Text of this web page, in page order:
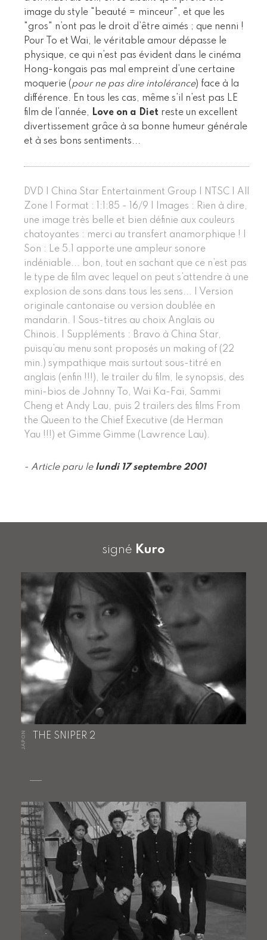
image du style "beauté = minceur", et que les
"gros" n’ont pas le droit d’être aimés ; que nenni !
Pour To et Wai, le véritable amour dépasse le
physique, ce qui n’est pas évident dans le cinéma
Hong-kongais pas mal empreint d’une certaine
moquerie (pour ne pas dire intolérance) face à la
différence. En tous les cas, même s’il n’est pas LE
film de l’année,
Love on a Diet reste un excellent
divertissement grâce à sa bonne humeur générale
et à ses bons sentiments...
DVD | China Star Entertainment Group | NTSC | All
Zone | Format : 1:1:85 - 16/9 | Images : Rien à dire,
une image très belle et bien définie aux couleurs
chatoyantes : merci au transfert anamorphique ! |
Son : Le 5.1 apporte une ampleur sonore
indéniable... bon, tout en sachant que ce n’est pas
le type de film avec lequel on peut s’attendre à une
explosion de sons dans tous les sens... | Version
originale cantonaise ou version doublée en
mandarin. | Sous-titres au choix Anglais ou
Chinois. | Suppléments : Bravo à China Star,
puisqu’au menu sont proposés un making of (22
min.) sympathique mais surtout sous-titré en
anglais (enfin !!!), le trailer du film, le synopsis, des
mini-bios de Johnny To, Wai Ka-Fai, Sammi
Cheng et Andy Lau, puis 2 trailers des films From
the Queen to the Chief Executive (de Herman
Yau !!!) et Gimme Gimme (Lawrence Lau).
- Article paru le lundi 17 septembre 2001
signé Kuro
JAPON THE SNIPER 2